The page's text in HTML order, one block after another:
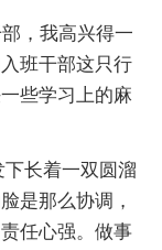
，我高兴得一
班干部这只行
些学习上的麻
长着一双圆溜
是那么协调，
任心强。做事